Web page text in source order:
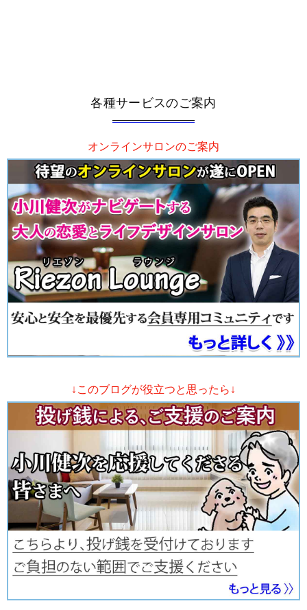
各種サービスのご案内
オンラインサロンのご案内
↓このブログが役立つと思ったら↓